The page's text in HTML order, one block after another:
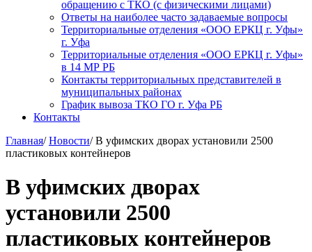
обращению с ТКО (с физическими лицами)
Ответы на наиболее часто задаваемые вопросы
Территориальные отделения «ООО ЕРКЦ г. Уфы»
г. Уфа
Территориальные отделения «ООО ЕРКЦ г. Уфы»
в 14 МР РБ
Контакты территориальных представителей в
муниципальных районах
График вывоза ТКО ГО г. Уфа РБ
Контакты
Главная/ Новости/ В уфимских дворах установили 2500
пластиковых контейнеров
В уфимских дворах
установили 2500
пластиковых контейнеров